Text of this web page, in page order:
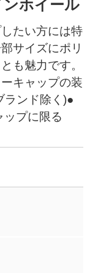
ホイール
たい方には特
サイズにポリ
も魅力です。
キャップの装
ランド除く)●
ップに限る